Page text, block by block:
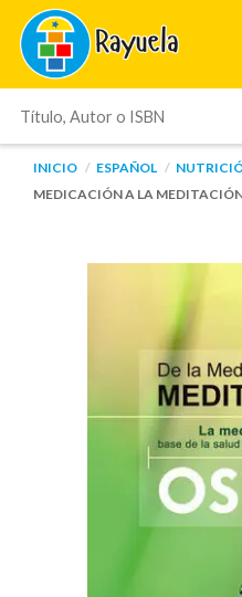
INICIO ESPAÑOL
MEDICACIÓN A LA